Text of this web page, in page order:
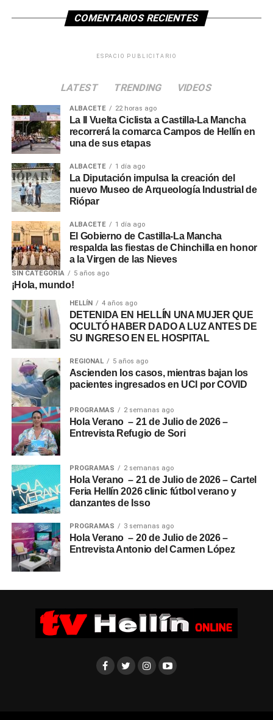
COMENTARIOS RECIENTES
ESPACIO PUBLICITARIO
LATEST TRENDING VIDEOS
ALBACETE 22 horas ago
La II Vuelta Ciclista a Castilla-La Mancha
recorrerá la comarca Campos de Hellín en
una de sus etapas
ALBACETE 1 día ago
La Diputación impulsa la creación del
nuevo Museo de Arqueología Industrial de
Riópar
ALBACETE 1 día ago
El Gobierno de Castilla-La Mancha
respalda las fiestas de Chinchilla en honor
a la Virgen de las Nieves
SIN CATEGORÍA 5 años ago
¡Hola, mundo!
HELLÍN 4 años ago
DETENIDA EN HELLÍN UNA MUJER QUE
OCULTÓ HABER DADO A LUZ ANTES DE
SU INGRESO EN EL HOSPITAL
REGIONAL 5 años ago
Ascienden los casos, mientras bajan los
pacientes ingresados en UCI por COVID
PROGRAMAS 2 semanas ago
Hola Verano – 21 de Julio de 2026 –
Entrevista Refugio de Sori
PROGRAMAS 2 semanas ago
Hola Verano – 21 de Julio de 2026 – Cartel
Feria Hellín 2026 clinic fútbol verano y
danzantes de Isso
PROGRAMAS 3 semanas ago
Hola Verano – 20 de Julio de 2026 –
Entrevista Antonio del Carmen López